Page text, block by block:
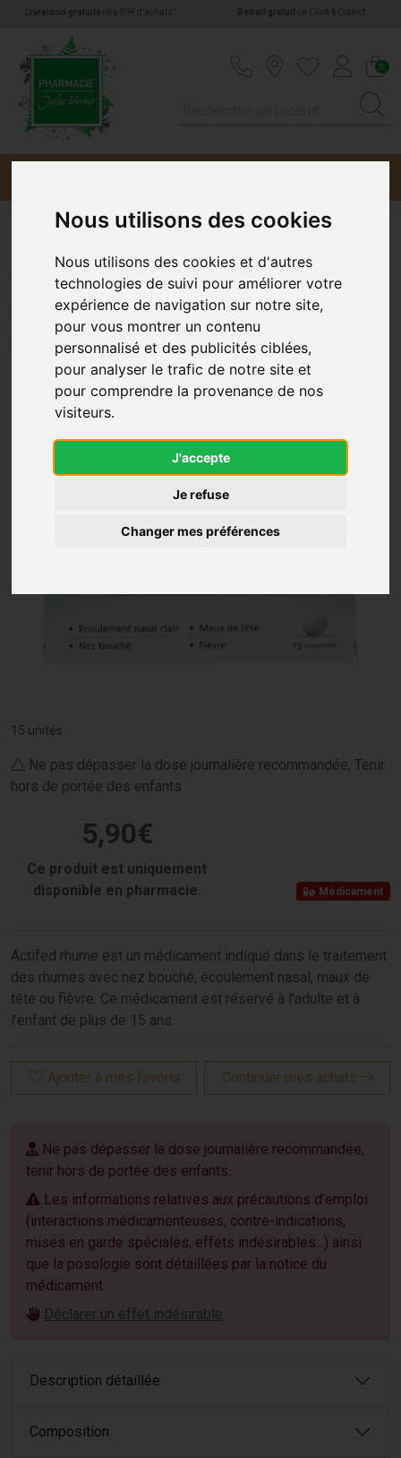
Nous utilisons des cookies
Nous utilisons des cookies et d'autres
technologies de suivi pour améliorer votre
expérience de navigation sur notre site,
pour vous montrer un contenu
personnalisé et des publicités ciblées,
pour analyser le trafic de notre site et
pour comprendre la provenance de nos
visiteurs.
J'accepte
Je refuse
Changer mes préférences
Livraison gratuite dès 89€ d’achats * Retrait gratuiten Click & Collect
0
Actifed Rhume Comprimés
x15
JOHNSON & JOHNSON
15 unités
Ne pas dépasser la dose journalière recommandée, Tenir
hors de portée des enfants
5,90€
Ce produit est uniquement
disponible en pharmacie.
Médicament
Actifed rhume est un médicament indiqué dans le traitement
des rhumes avec nez bouché, écoulement nasal, maux de
tête ou fièvre. Ce médicament est réservé à l'adulte et à
l'enfant de plus de 15 ans.
Ajouter à mes favoris Continuer mes achats
Ne pas dépasser la dose journalière recommandée,
tenir hors de portée des enfants.
Les informations relatives aux précautions d’emploi
(interactions médicamenteuses, contre-indications,
mises en garde spéciales, effets indésirables...) ainsi
que la posologie sont détaillées par la notice du
médicament.
Déclarer un effet indésirable
Description détaillée
Composition